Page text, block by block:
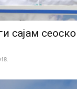
сајам